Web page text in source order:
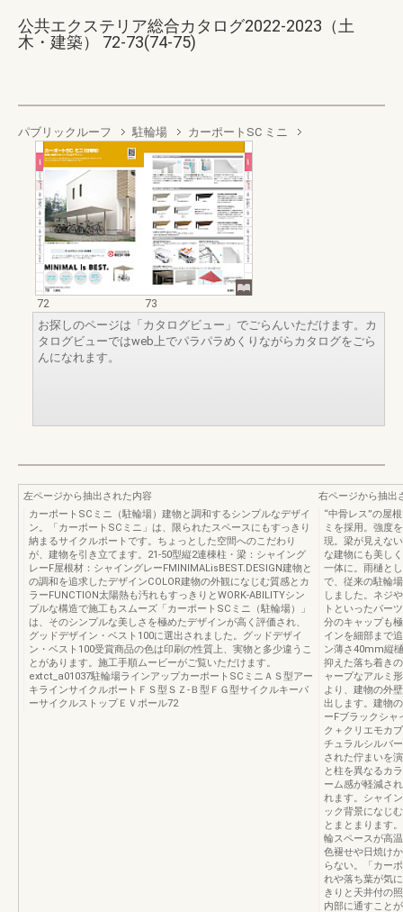
公共エクステリア総合カタログ2022-2023（土
木・建築） 72-73(74-75)
パブリックルーフ 駐輪場 カーポートSC ミニ
72
73
お探しのページは「カタログビュー」でごらんいただけます。カ
タログビューではweb上でパラパラめくりながらカタログをごら
んになれます。
左ページから抽出された内容
カーポートSCミニ（駐輪場）建物と調和するシンプルなデザイ
ン。「カーポートSCミニ」は、限られたスペースにもすっきり
納まるサイクルポートです。ちょっとした空間へのこだわり
が、建物を引き立てます。21-50型縦2連棟柱・梁：シャイング
レーF屋根材：シャイングレーFMINIMALisBEST.DESIGN建物と
の調和を追求したデザインCOLOR建物の外観になじむ質感とカ
ラーFUNCTION太陽熱も汚れもすっきりとWORK-ABILITYシン
プルな構造で施工もスムーズ「カーポートSCミニ（駐輪場）」
は、そのシンプルな美しさを極めたデザインが高く評価され、
グッドデザイン・ベスト100に選出されました。グッドデザイ
ン・ベスト100受賞商品の色は印刷の性質上、実物と多少違うこ
とがあります。施工手順ムービーがご覧いただけます。
extct_a01037駐輪場ラインアップカーポートSCミニＡＳ型アー
キラインサイクルポートＦＳ型ＳＺ-Ｂ型ＦＧ型サイクルキーパ
ーサイクルストップＥＶポール72
右ページから抽出
“中骨レス”の屋
ミを採用。強度
現。梁が見えな
な建物にも美し
一体に。雨樋と
で、従来の駐輪
しました。ネジ
トといったパー
分のキャップも
インを細部まで
ン薄さ40mm縦
抑えた落ち着き
ャープなアルミ
より、建物の外
出します。建物
ーFブラックシャ
ク＋クリエモカ
チュラルシルバ
された佇まいを
と柱を異なるカ
ーム感が軽減さ
れます。シャイ
ック背景になじ
とまとまります
輪スペースが高
色褪せや日焼け
らない。「カー
れや落ち葉が気
きりと天井付の
内部に通すこと